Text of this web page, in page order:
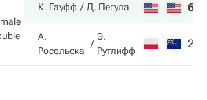
К. Гауфф Д. Пегула 6
А.
Росольска
Э.
Рутлифф
2